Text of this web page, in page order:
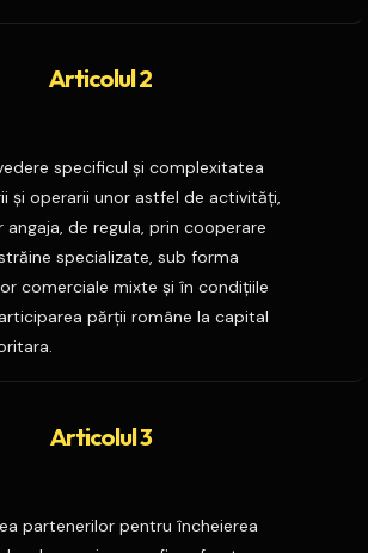
Articolul 2
specificul şi complexitatea
şi operarii unor astfel de activităţi,
angaja, de regula, prin cooperare
specializate, sub forma
comerciale mixte şi în condiţiile
părţii române la capital
Articolul 3
partenerilor pentru încheierea